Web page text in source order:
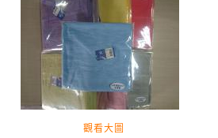
觀看大圖